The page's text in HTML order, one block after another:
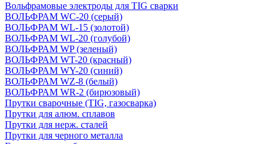
Вольфрамовые электроды для TIG сварки
ВОЛЬФРАМ WC-20 (серый)
ВОЛЬФРАМ WL-15 (золотой)
ВОЛЬФРАМ WL-20 (голубой)
ВОЛЬФРАМ WP (зеленый)
ВОЛЬФРАМ WT-20 (красный)
ВОЛЬФРАМ WY-20 (синий)
ВОЛЬФРАМ WZ-8 (белый)
ВОЛЬФРАМ WR-2 (бирюзовый)
Прутки сварочные (TIG, газосварка)
Прутки для алюм. сплавов
Прутки для нерж. сталей
Прутки для черного металла